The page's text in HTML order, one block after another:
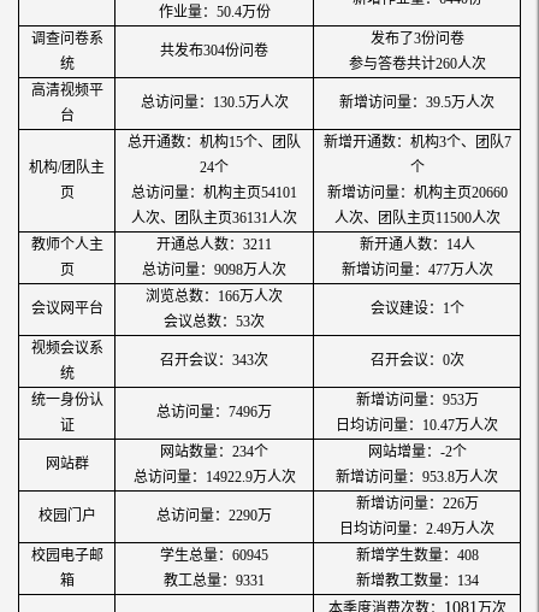
作业量：50.4万份
调查问卷系
统
共发布304份问卷
发布了3份问卷
参与答卷共计260人次
高清视频平
台
总访问量：130.5万人次 新增访问量：39.5万人次
机构/团队主
页
总开通数：机构15个、团队
24个
总访问量：机构主页54101
人次、团队主页36131人次
新增开通数：机构3个、团队7
个
新增访问量：机构主页20660
人次、团队主页11500人次
教师个人主
页
开通总人数：3211
总访问量：9098万人次
新开通人数：14人
新增访问量：477万人次
会议网平台
浏览总数：166万人次
会议总数：53次
会议建设：1个
视频会议系
统
召开会议：343次 召开会议：0次
统一身份认
证
总访问量：7496万
新增访问量：953万
日均访问量：10.47万人次
网站群
网站数量：234个
总访问量：14922.9万人次
网站增量：-2个
新增访问量：953.8万人次
校园门户 总访问量：2290万
新增访问量：226万
日均访问量：2.49万人次
校园电子邮
箱
学生总量：60945
教工总量：9331
新增学生数量：408
新增教工数量：134
本季度消费次数： 1081万次